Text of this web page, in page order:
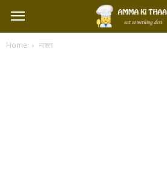
Home नाश्ता